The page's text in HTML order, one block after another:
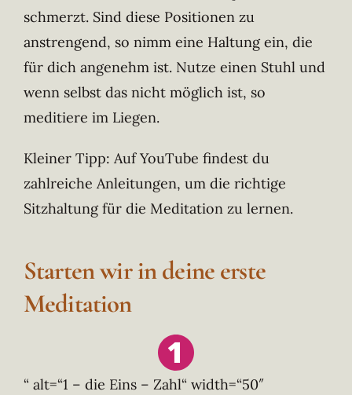
schmerzt. Sind diese Positionen zu
anstrengend, so nimm eine Haltung ein, die
für dich angenehm ist. Nutze einen Stuhl und
wenn selbst das nicht möglich ist, so
meditiere im Liegen.
Kleiner Tipp: Auf YouTube findest du
zahlreiche Anleitungen, um die richtige
Sitzhaltung für die Meditation zu lernen.
Starten wir in deine erste
Meditation
“ alt=“1 – die Eins – Zahl“ width=“50″